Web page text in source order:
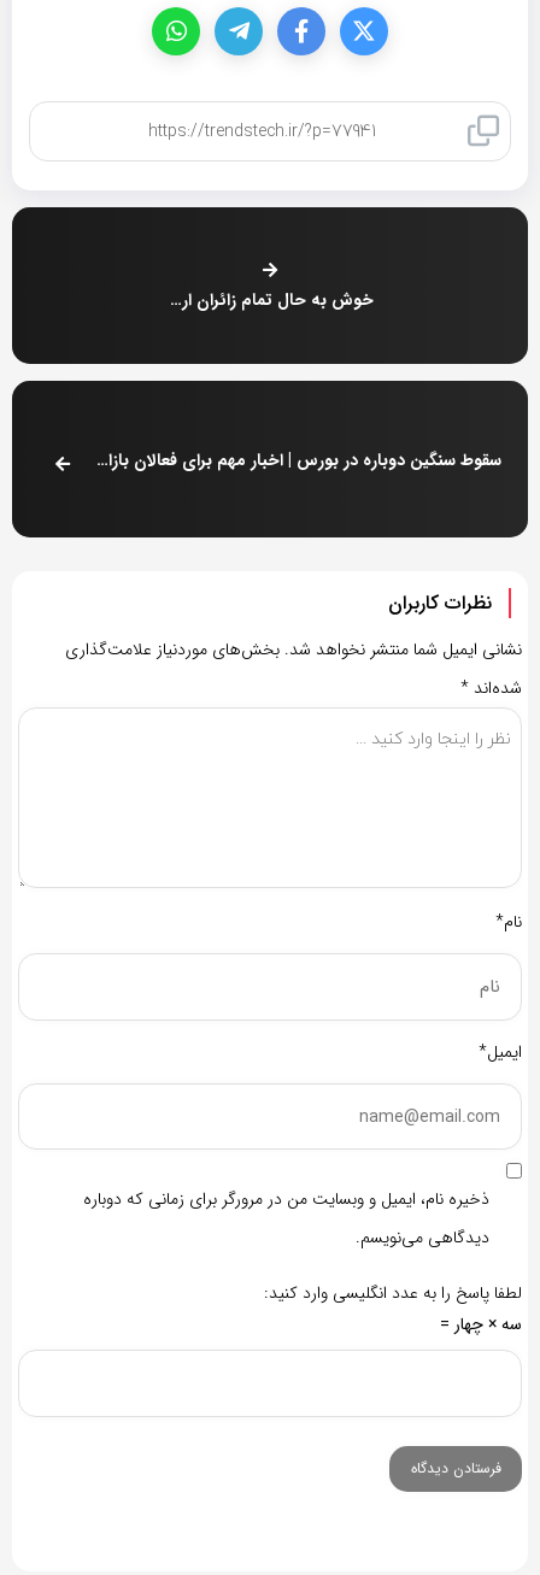
خوش به حال تمام زائران اربعین شد
سقوط سنگین دوباره در بورس | اخبار مهم برای فعالان بازارسرمایه اعلام شد
نظرات کاربران
نشانی ایمیل شما منتشر نخواهد شد. بخش‌های موردنیاز علامت‌گذاری
شده‌اند *
نام*
ایمیل*
ذخیره نام، ایمیل و وبسایت من در مرورگر برای زمانی که دوباره
دیدگاهی می‌نویسم.
لطفا پاسخ را به عدد انگلیسی وارد کنید:
سه × چهار =